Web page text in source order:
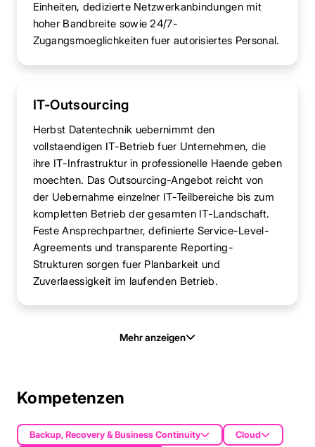
Einheiten, dedizierte Netzwerkanbindungen mit
hoher Bandbreite sowie 24/7-
Zugangsmoeglichkeiten fuer autorisiertes Personal.
IT-Outsourcing
Herbst Datentechnik uebernimmt den
vollstaendigen IT-Betrieb fuer Unternehmen, die
ihre IT-Infrastruktur in professionelle Haende geben
moechten. Das Outsourcing-Angebot reicht von
der Uebernahme einzelner IT-Teilbereiche bis zum
kompletten Betrieb der gesamten IT-Landschaft.
Feste Ansprechpartner, definierte Service-Level-
Agreements und transparente Reporting-
Strukturen sorgen fuer Planbarkeit und
Zuverlaessigkeit im laufenden Betrieb.
Mehr anzeigen
Kompetenzen
Backup, Recovery & Business Continuity
Cloud